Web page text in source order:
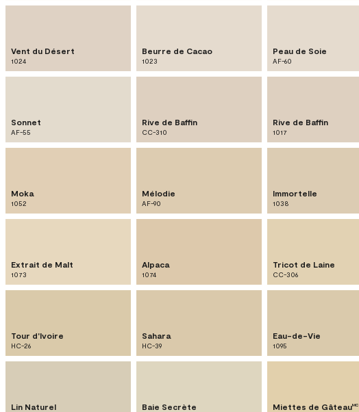
Vent du Désert
1024
Beurre de Cacao
1023
Peau de Soie
AF-60
Sonnet
AF-55
Rive de Baffin
CC-310
Rive de Baffin
1017
Moka
1052
Mélodie
AF-90
Immortelle
1038
Extrait de Malt
1073
Alpaca
1074
Tricot de Laine
CC-306
Tour d'Ivoire
HC-26
Sahara
HC-39
Eau-de-Vie
1095
Lin Naturel Baie Secrète Miettes de GâteauMC